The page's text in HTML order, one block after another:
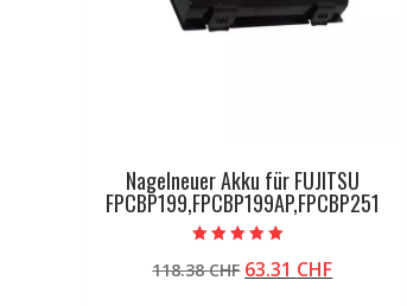
Nagelneuer Akku für FUJITSU
FPCBP199,FPCBP199AP,FPCBP251
5.00
von 5
118.38CHF Ursprünglicher
63.31 CHFAktueller